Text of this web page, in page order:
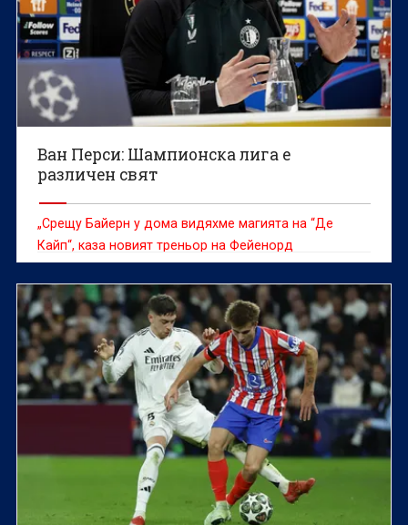
Ван Перси: Шампионска лига е
различен свят
„Срещу Байерн у дома видяхме магията на “Де
Кайп“, каза новият треньор на Фейенорд